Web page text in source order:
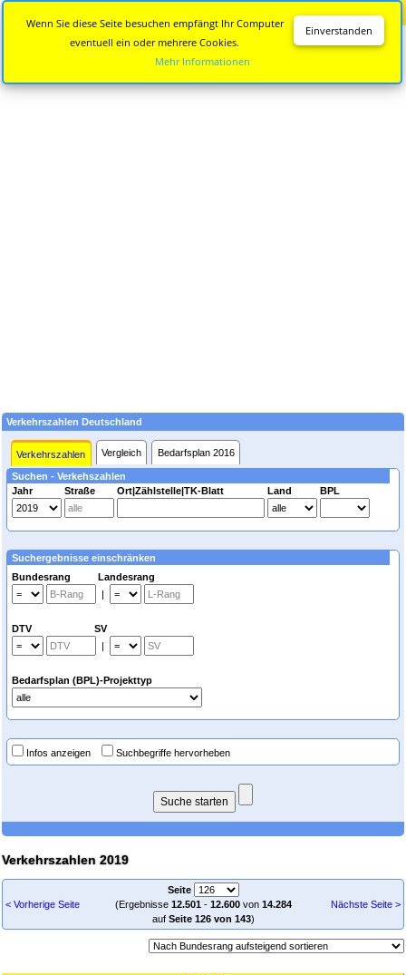
Verkehrszahlen Deutschland
Verkehrszahlen Vergleich Bedarfsplan 2016
Suchen - Verkehszahlen
Jahr
Straße Ort|Zählstelle|TK-Blatt Land BPL
Suchergebnisse einschränken
Bundesrang Landesrang
|
DTV SV
|
Bedarfsplan (BPL)-Projekttyp
Infos anzeigen Suchbegriffe hervorheben
Verkehrszahlen 2019
< Vorherige Seite
Seite
(Ergebnisse 12.501- 12.600von 14.284
auf Seite 126 von 143)
Nächste Seite >
Einverstanden
Wenn Sie diese Seite besuchen empfängt Ihr Computer
eventuell ein oder mehrere Cookies.
Mehr Informationen